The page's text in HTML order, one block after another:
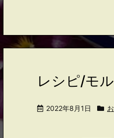
レシピ/モ
2022年8月1日